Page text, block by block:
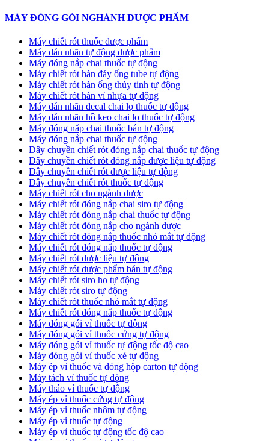
MÁY ĐÓNG GÓI NGHÀNH DƯỢC PHẨM
Máy chiết rót thuốc dược phẩm
Máy dán nhãn tự động dược phẩm
Máy đóng nắp chai thuốc tự động
Máy chiết rót hàn đáy ống tube tự động
Máy chiết rót hàn ống thủy tinh tự động
Máy chiết rót hàn vỉ nhựa tự động
​Máy dán nhãn decal chai lọ thuốc tự động
Máy dán nhãn hồ keo chai lọ thuốc tự động
Máy đóng nắp chai thuốc bán tự động
Máy đóng nắp chai thuốc tự động
Dây chuyền chiết rót đóng nắp chai thuốc tự động
​Dây chuyền chiết rót đóng nắp dược liệu tự động
Dây chuyền chiết rót dược liệu tự động
​Dây chuyền chiết rót thuốc tự động
Máy chiết rót cho ngành dược
​Máy chiết rót đóng nắp chai siro tự động
​Máy chiết rót đóng nắp chai thuốc tự động
​Máy chiết rót đóng nắp cho ngành dược
​Máy chiết rót đóng nắp thuốc nhỏ mắt tự động
​Máy chiết rót đóng nắp thuốc tự động
​Máy chiết rót dược liệu tự động
Máy chiết rót dược phẩm bán tự động
​Máy chiết rót siro ho tự động
​Máy chiết rót siro tự động
​Máy chiết rót thuốc nhỏ mắt tự động
​Máy chiết rót đóng nắp thuốc tự động
​Máy đóng gói vỉ thuốc tự động
Máy đóng gói vỉ thuốc cứng tự động
Máy đóng gói vỉ thuốc tự động tốc độ cao
Máy đóng gói vỉ thuốc xé tự động
​Máy ép vỉ thuốc và đóng hộp carton tự động
​Máy tách vỉ thuốc tự động
​Máy tháo vỉ thuốc tự động
​Máy ép vỉ thuốc cứng tự động
Máy ép vỉ thuốc nhôm tự động
Máy ép vỉ thuốc tự động​
​Máy ép vỉ thuốc tự động tốc độ cao